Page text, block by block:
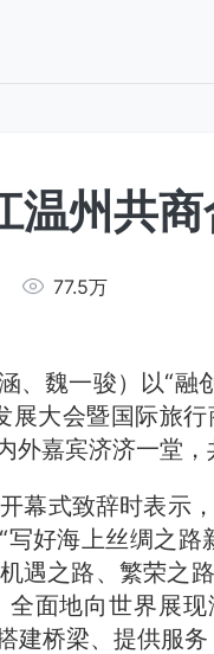
温州共
77.5万
、魏一骏）以“融
大会暨国际旅行
嘉宾济济一堂，
幕式致辞时表示
好海上丝绸之路
遇之路、繁荣之
面地向世界展
建桥梁、提供服